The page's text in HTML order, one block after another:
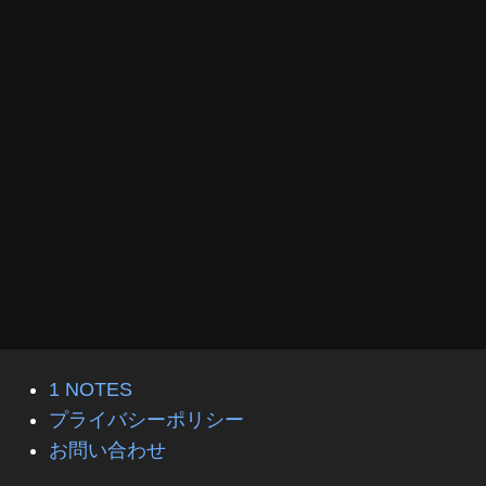
1 NOTES
プライバシーポリシー
お問い合わせ